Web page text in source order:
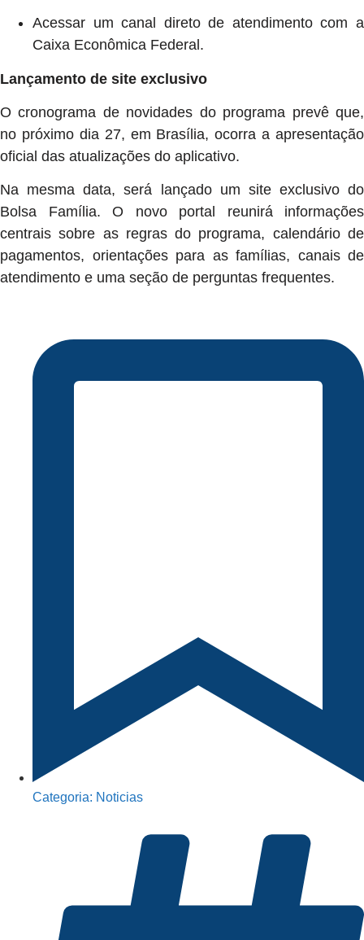
Acessar um canal direto de atendimento com a
Caixa Econômica Federal.
Lançamento de site exclusivo
O cronograma de novidades do programa prevê que,
no próximo dia 27, em Brasília, ocorra a apresentação
oficial das atualizações do aplicativo.
Na mesma data, será lançado um site exclusivo do
Bolsa Família. O novo portal reunirá informações
centrais sobre as regras do programa, calendário de
pagamentos, orientações para as famílias, canais de
atendimento e uma seção de perguntas frequentes.
Categoria: Noticias